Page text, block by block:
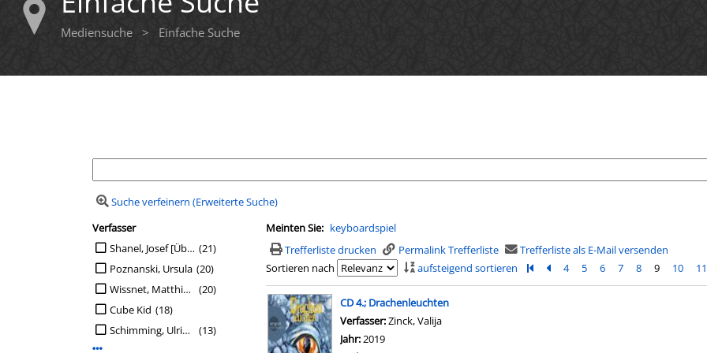
Mediensuche > Einfache Suche
Suche verfeinern (Erweiterte Suche)
Suchfilter
Verfasser
Suche auf Verfasser einschränken
(21)
Shanel, Josef [Übers.]
(20)
Poznanski, Ursula
(20)
Wissnet, Matthias [Übers.]
(18)
Cube Kid
(13)
Schimming, Ulrike [Übers.]
Meinten Sie: keyboardspiel
Trefferliste drucken
Permalink Trefferliste
Trefferliste als E-Mail versenden
Sortieren nach
aufsteigend sortieren Zur ersten Seite blättern
Zur vorherigen Seite blättern
4 5 6 7 8 9 10 11
SuchergebnisCD 4.; Drachenleuchten
Verfasser:Zinck, Valija
Jahr:2019